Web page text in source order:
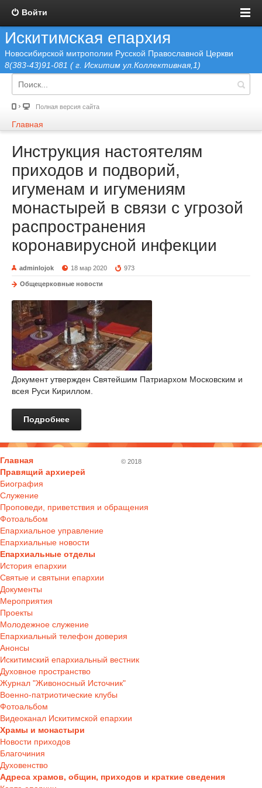
Войти
Искитимская епархия
Новосибирской митрополии Русской Православной Церкви
8(383-43)91-081 ( г. Искитим ул.Коллективная,1)
Полная версия сайта
Главная
Инструкция настоятелям
приходов и подворий,
игуменам и игумениям
монастырей в связи c угрозой
распространения
коронавирусной инфекции
adminlojok 18 мар 2020 973
Общецерковные новости
Документ утвержден Святейшим Патриархом Московским и
всея Руси Кириллом.
Подробнее
Главная
Правящий архиерей
Биография
Служение
Проповеди, приветствия и обращения
Фотоальбом
Епархиальное управление
Епархиальные новости
Епархиальные отделы
История епархии
Святые и святыни епархии
Документы
Мероприятия
Проекты
Молодежное служение
Епархиальный телефон доверия
Анонсы
Искитимский епархиальный вестник
Духовное пространство
Журнал "Живоносный Источник"
Военно-патриотические клубы
Фотоальбом
Видеоканал Искитимской епархии
Храмы и монастыри
Новости приходов
Благочиния
Духовенство
Адреса храмов, общин, приходов и краткие сведения
© 2018